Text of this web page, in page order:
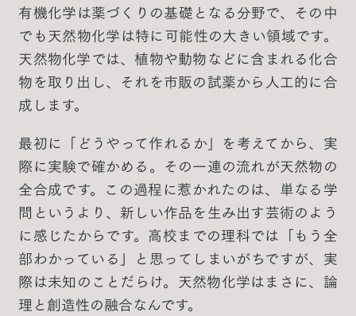
有機化学は薬づくりの基礎となる分野で、その中
でも天然物化学は特に可能性の大きい領域です。
天然物化学では、植物や動物などに含まれる化合
物を取り出し、それを市販の試薬から人工的に合
成します。
最初に「どうやって作れるか」を考えてから、実
際に実験で確かめる。その一連の流れが天然物の
全合成です。この過程に惹かれたのは、単なる学
問というより、新しい作品を生み出す芸術のよう
に感じたからです。高校までの理科では「もう全
部わかっている」と思ってしまいがちですが、実
際は未知のことだらけ。天然物化学はまさに、論
理と創造性の融合なんです。